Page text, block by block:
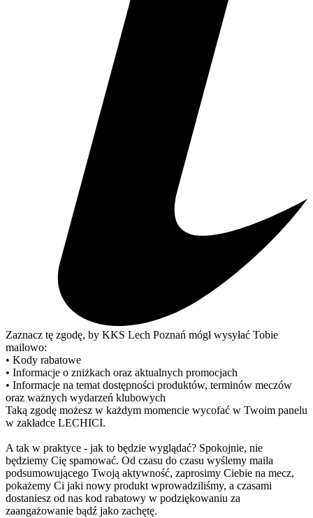
Zaznacz tę zgodę, by KKS Lech Poznań mógł wysyłać Tobie
mailowo:
• Kody rabatowe
• Informacje o zniżkach oraz aktualnych promocjach
• Informacje na temat dostępności produktów, terminów meczów
oraz ważnych wydarzeń klubowych
Taką zgodę możesz w każdym momencie wycofać w Twoim panelu
w zakładce LECHICI.
A tak w praktyce - jak to będzie wyglądać? Spokojnie, nie
będziemy Cię spamować. Od czasu do czasu wyślemy maila
podsumowującego Twoją aktywność, zaprosimy Ciebie na mecz,
pokażemy Ci jaki nowy produkt wprowadziliśmy, a czasami
dostaniesz od nas kod rabatowy w podziękowaniu za
zaangażowanie bądź jako zachętę.